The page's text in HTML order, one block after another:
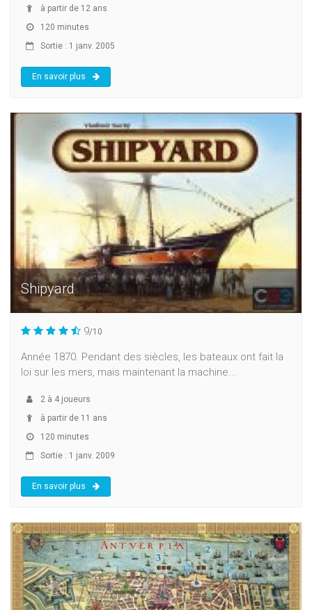
à partir de 12 ans
120 minutes
Sortie : 1 janv. 2005
En savoir plus
Shipyard
9/10
Année 1870. Pendant des siècles, les bateaux ont fait la
loi sur les mers, mais maintenant la machine...
2 à 4 joueurs
à partir de 11 ans
120 minutes
Sortie : 1 janv. 2009
En savoir plus